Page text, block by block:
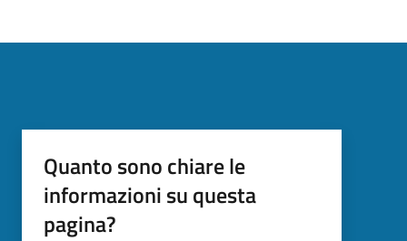
Quanto sono chiare le
informazioni su questa
pagina?